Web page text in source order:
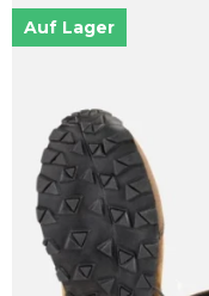
Auf Lager